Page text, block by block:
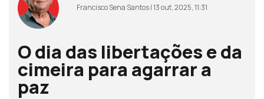
Francisco Sena Santos | 13 out, 2025, 11:31
O dia das libertações e da
cimeira para agarrar a
paz